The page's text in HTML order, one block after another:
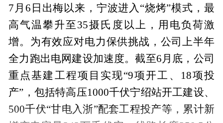
7月6日出梅以来，宁波进入“烧烤”模式，最
高气温攀升至35摄氏度以上，用电负荷激
增。为有效应对电力保供挑战，公司上半年
全力跑出电网建设加速度。截至6月底，公司
重点基建工程项目实现“9项开工、18项投
产”，包括特高压1000千伏宁绍站开工建设、
500千伏“甘电入浙”配套工程投产等，累计新